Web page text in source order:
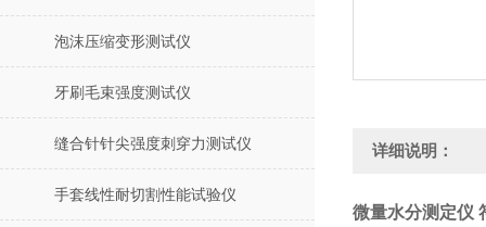
泡沫压缩变形测试仪
牙刷毛束强度测试仪
缝合针针尖强度刺穿力测试仪
手套线性耐切割性能试验仪
详细说明：
微量水分测定仪